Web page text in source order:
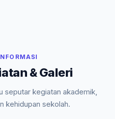
& Galeri
seputar kegiatan akademik,
kehidupan sekolah.